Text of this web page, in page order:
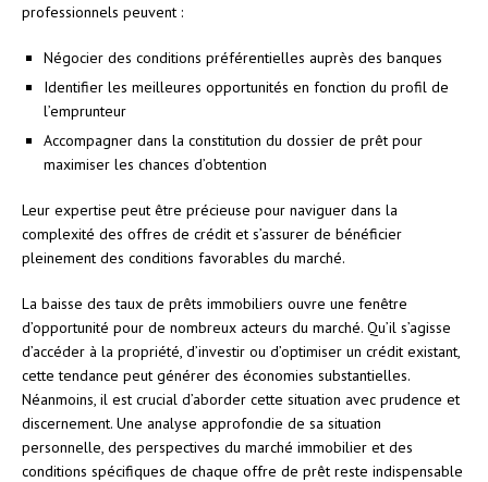
professionnels peuvent :
Négocier des conditions préférentielles auprès des banques
Identifier les meilleures opportunités en fonction du profil de
l’emprunteur
Accompagner dans la constitution du dossier de prêt pour
maximiser les chances d’obtention
Leur expertise peut être précieuse pour naviguer dans la
complexité des offres de crédit et s’assurer de bénéficier
pleinement des conditions favorables du marché.
La baisse des taux de prêts immobiliers ouvre une fenêtre
d’opportunité pour de nombreux acteurs du marché. Qu’il s’agisse
d’accéder à la propriété, d’investir ou d’optimiser un crédit existant,
cette tendance peut générer des économies substantielles.
Néanmoins, il est crucial d’aborder cette situation avec prudence et
discernement. Une analyse approfondie de sa situation
personnelle, des perspectives du marché immobilier et des
conditions spécifiques de chaque offre de prêt reste indispensable